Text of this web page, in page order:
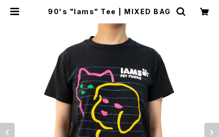
90's "Iams" Tee | MIXED BAG